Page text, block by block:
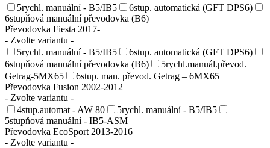
5rychl. manuální - B5/IB5
6stup. automatická (GFT DPS6)
6stupňová manuální převodovka (B6)
Převodovka Fiesta 2017-
- Zvolte variantu -
5rychl. manuální - B5/IB5
6stup. automatická (GFT DPS6)
6stupňová manuální převodovka (B6)
5rychl.manuál.převod.
Getrag-5MX65
6stup. man. převod. Getrag – 6MX65
Převodovka Fusion 2002-2012
- Zvolte variantu -
4stup.automat - AW 80
5rychl. manuální - B5/IB5
5stupňová manuální - IB5-ASM
Převodovka EcoSport 2013-2016
- Zvolte variantu -